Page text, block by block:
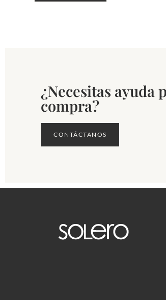
¿Necesitas ayuda
compra?
CONTÁCTANOS